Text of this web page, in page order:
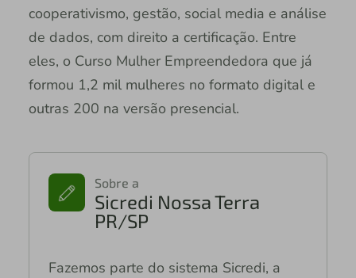
cooperativismo, gestão, social media e análise
de dados, com direito a certificação. Entre
eles, o Curso Mulher Empreendedora que já
formou 1,2 mil mulheres no formato digital e
outras 200 na versão presencial.
Sobre a
Sicredi Nossa Terra
PR/SP
Fazemos parte do sistema Sicredi, a